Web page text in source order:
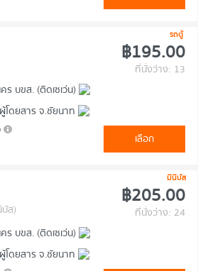
รถตู้
฿195.00
ที่นั่งว่าง: 13
บขส. (ติดเซเว่น)
โดยสาร จ.ชัยนาท
เลือก
มินิบัส
ส)
฿205.00
ที่นั่งว่าง: 24
บขส. (ติดเซเว่น)
โดยสาร จ.ชัยนาท